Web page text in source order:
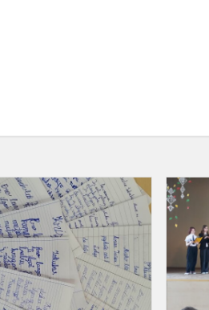
Konkursas
„Daili
plunksnelė